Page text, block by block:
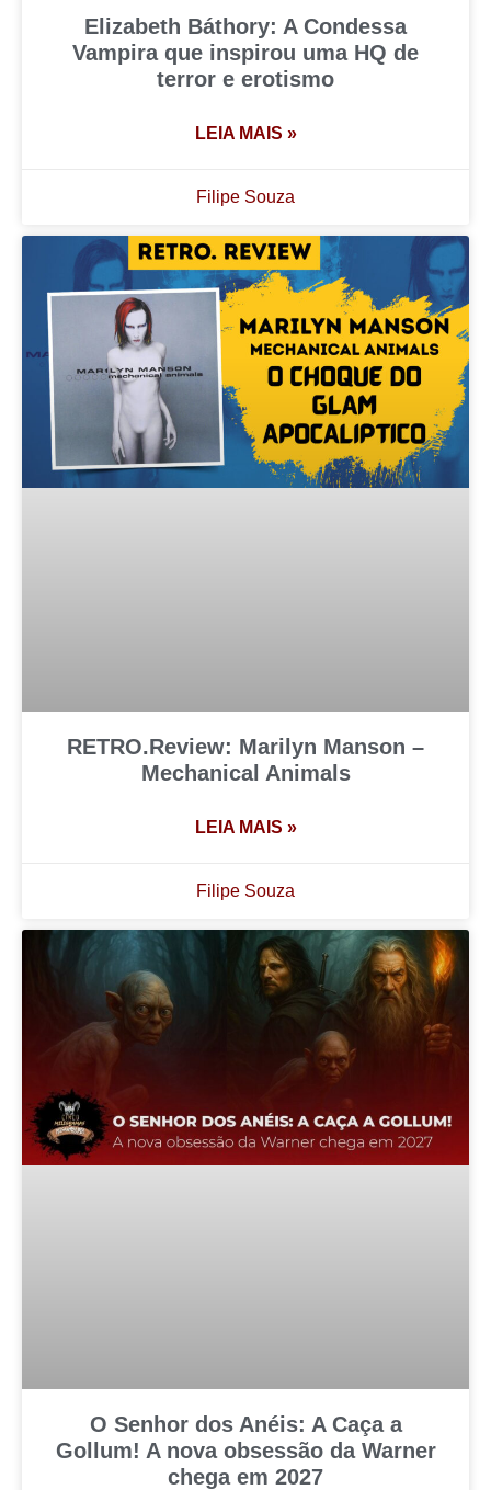
Elizabeth Báthory: A Condessa
Vampira que inspirou uma HQ de
terror e erotismo
LEIA MAIS »
Filipe Souza
RETRO.Review: Marilyn Manson –
Mechanical Animals
LEIA MAIS »
Filipe Souza
O Senhor dos Anéis: A Caça a
Gollum! A nova obsessão da Warner
chega em 2027